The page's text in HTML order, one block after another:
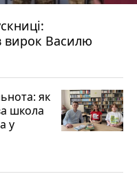
вирок Василю
як
школа
у